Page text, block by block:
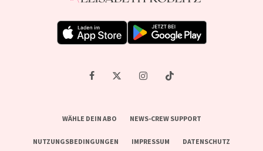
WÄHLE DEIN ABO NEWS-CREW SUPPORT
NUTZUNGSBEDINGUNGEN IMPRESSUM DATENSCHUTZ